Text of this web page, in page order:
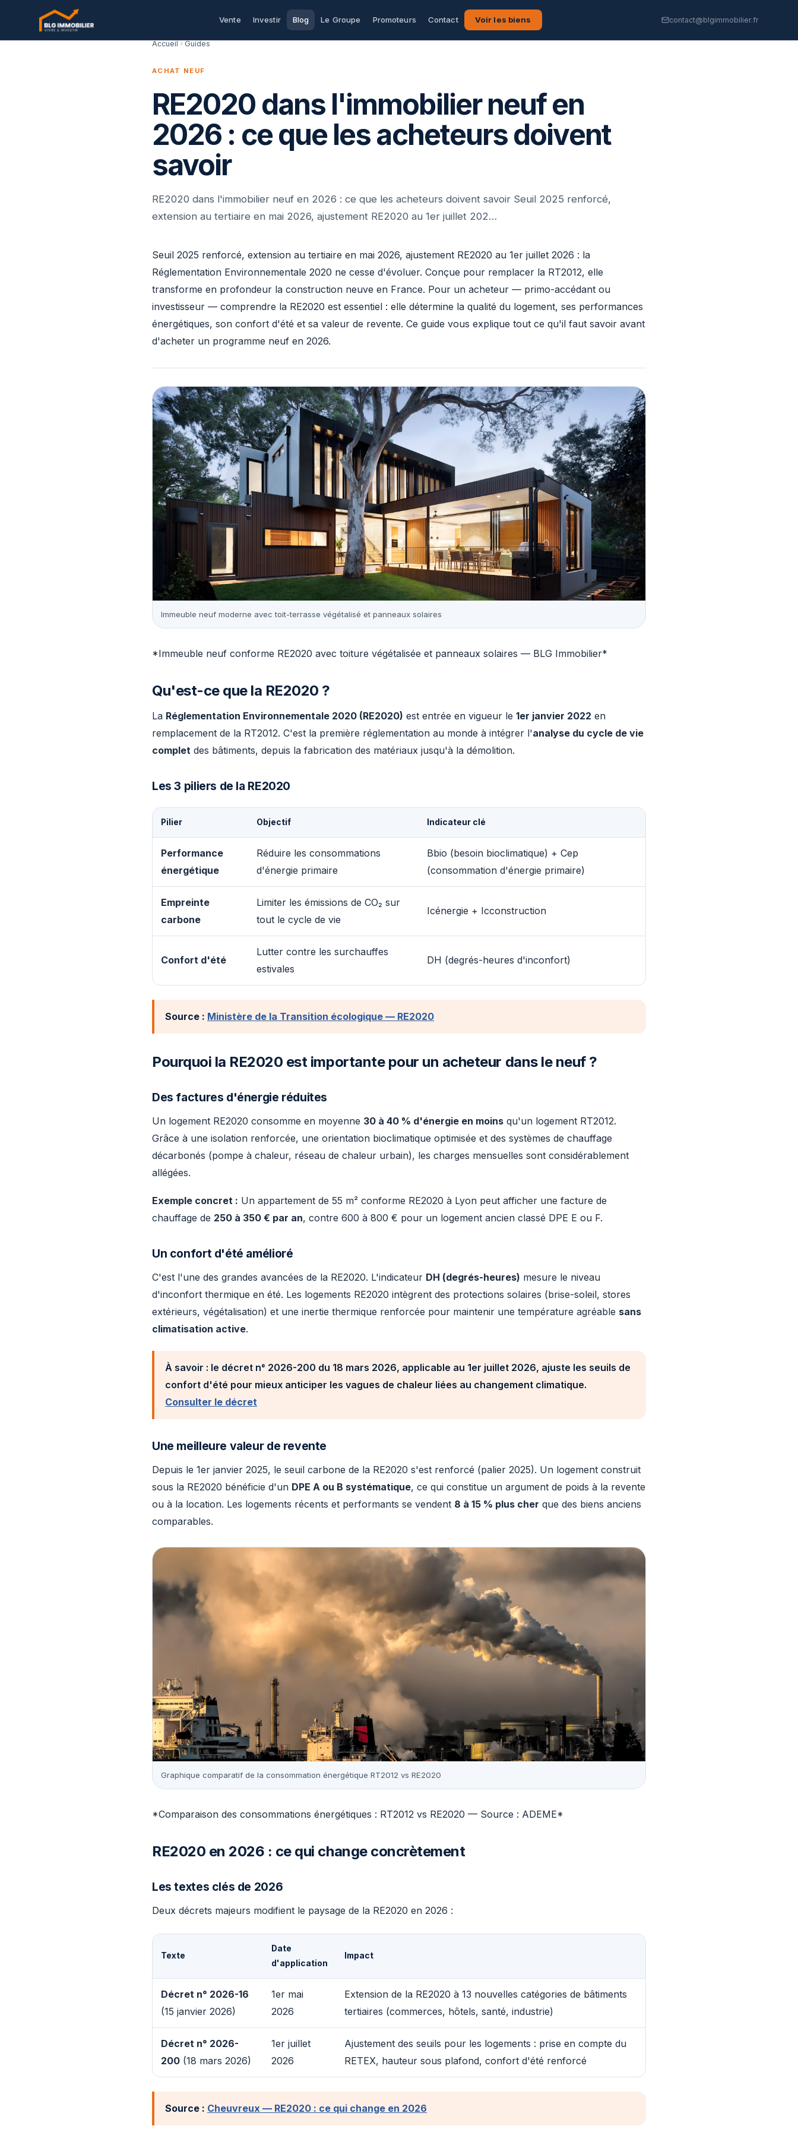
Vente Investir Blog Le Groupe Promoteurs Contact Voir les biens contact@blgimmobilier.fr
Accueil Guides
ACHAT NEUF
RE2020 dans l'immobilier neuf en
2026 : ce que les acheteurs doivent
savoir
RE2020 dans l'immobilier neuf en 2026 : ce que les acheteurs doivent savoir Seuil 2025 renforcé,
extension au tertiaire en mai 2026, ajustement RE2020 au 1er juillet 202…
Seuil 2025 renforcé, extension au tertiaire en mai 2026, ajustement RE2020 au 1er juillet 2026 : la
Réglementation Environnementale 2020 ne cesse d'évoluer. Conçue pour remplacer la RT2012, elle
transforme en profondeur la construction neuve en France. Pour un acheteur — primo-accédant ou
investisseur — comprendre la RE2020 est essentiel : elle détermine la qualité du logement, ses performances
énergétiques, son confort d'été et sa valeur de revente. Ce guide vous explique tout ce qu'il faut savoir avant
d'acheter un programme neuf en 2026.
Immeuble neuf moderne avec toit-terrasse végétalisé et panneaux solaires
*Immeuble neuf conforme RE2020 avec toiture végétalisée et panneaux solaires — BLG Immobilier*
Qu'est-ce que la RE2020 ?
La Réglementation Environnementale 2020 (RE2020) est entrée en vigueur le 1er janvier 2022 en
remplacement de la RT2012. C'est la première réglementation au monde à intégrer l'analyse du cycle de vie
complet des bâtiments, depuis la fabrication des matériaux jusqu'à la démolition.
Les 3 piliers de la RE2020
Pilier Objectif Indicateur clé
Performance
énergétique
Réduire les consommations
d'énergie primaire
Bbio (besoin bioclimatique) + Cep
(consommation d'énergie primaire)
Empreinte
carbone
Limiter les émissions de CO₂ sur
tout le cycle de vie
Icénergie + Icconstruction
Confort d'été
Lutter contre les surchauffes
estivales
DH (degrés-heures d'inconfort)
Source : Ministère de la Transition écologique — RE2020
Pourquoi la RE2020 est importante pour un acheteur dans le neuf ?
Des factures d'énergie réduites
Un logement RE2020 consomme en moyenne 30 à 40 % d'énergie en moins qu'un logement RT2012.
Grâce à une isolation renforcée, une orientation bioclimatique optimisée et des systèmes de chauffage
décarbonés (pompe à chaleur, réseau de chaleur urbain), les charges mensuelles sont considérablement
allégées.
Exemple concret : Un appartement de 55 m² conforme RE2020 à Lyon peut afficher une facture de
chauffage de 250 à 350 € par an, contre 600 à 800 € pour un logement ancien classé DPE E ou F.
Un confort d'été amélioré
C'est l'une des grandes avancées de la RE2020. L'indicateur DH (degrés-heures) mesure le niveau
d'inconfort thermique en été. Les logements RE2020 intègrent des protections solaires (brise-soleil, stores
extérieurs, végétalisation) et une inertie thermique renforcée pour maintenir une température agréable sans
climatisation active.
À savoir : le décret n° 2026-200 du 18 mars 2026, applicable au 1er juillet 2026, ajuste les seuils de
confort d'été pour mieux anticiper les vagues de chaleur liées au changement climatique.
Consulter le décret
Une meilleure valeur de revente
Depuis le 1er janvier 2025, le seuil carbone de la RE2020 s'est renforcé (palier 2025). Un logement construit
sous la RE2020 bénéficie d'un DPE A ou B systématique, ce qui constitue un argument de poids à la revente
ou à la location. Les logements récents et performants se vendent 8 à 15 % plus cher que des biens anciens
comparables.
Graphique comparatif de la consommation énergétique RT2012 vs RE2020
*Comparaison des consommations énergétiques : RT2012 vs RE2020 — Source : ADEME*
RE2020 en 2026 : ce qui change concrètement
Les textes clés de 2026
Deux décrets majeurs modifient le paysage de la RE2020 en 2026 :
Texte
Date
d'application
Impact
Décret n° 2026-16
(15 janvier 2026)
1er mai
2026
Extension de la RE2020 à 13 nouvelles catégories de bâtiments
tertiaires (commerces, hôtels, santé, industrie)
Décret n° 2026-
200 (18 mars 2026)
1er juillet
2026
Ajustement des seuils pour les logements : prise en compte du
RETEX, hauteur sous plafond, confort d'été renforcé
Source : Cheuvreux — RE2020 : ce qui change en 2026